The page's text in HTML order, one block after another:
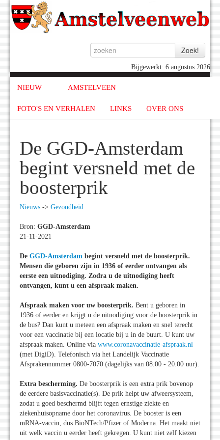
Bijgewerkt: 6 augustus 2026
NIEUW AMSTELVEEN
FOTO'S EN VERHALEN LINKS OVER ONS
De GGD-Amsterdam
begint versneld met de
boosterprik
Nieuws -> Gezondheid
Bron: GGD-Amsterdam
21-11-2021
De GGD-Amsterdam begint versneld met de boosterprik.
Mensen die geboren zijn in 1936 of eerder ontvangen als
eerste een uitnodiging. Zodra u de uitnodiging heeft
ontvangen, kunt u een afspraak maken.
Afspraak maken voor uw boosterprik. Bent u geboren in
1936 of eerder en krijgt u de uitnodiging voor de boosterprik in
de bus? Dan kunt u meteen een afspraak maken en snel terecht
voor een vaccinatie bij een locatie bij u in de buurt. U kunt uw
afspraak maken. Online via www.coronavaccinatie-afspraak.nl
(met DigiD). Telefonisch via het Landelijk Vaccinatie
Afsprakennummer 0800-7070 (dagelijks van 08.00 - 20.00 uur).
Extra bescherming. De boosterprik is een extra prik bovenop
de eerdere basisvaccinatie(s). De prik helpt uw afweersysteem,
zodat u goed beschermd blijft tegen ernstige ziekte en
ziekenhuisopname door het coronavirus. De booster is een
mRNA-vaccin, dus BioNTech/Pfizer of Moderna. Het maakt niet
uit welk vaccin u eerder heeft gekregen. U kunt niet zelf kiezen